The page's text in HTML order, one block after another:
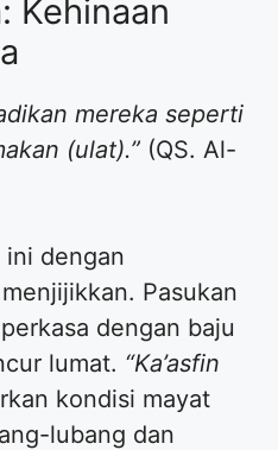
Kehinaan
mereka seperti
(ulat).” (QS. Al-
dengan
Pasukan
dengan baju
lumat. “Ka’asfin
kondisi mayat
lubang dan